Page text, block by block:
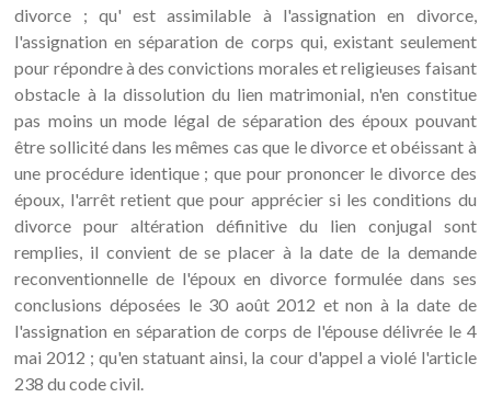
divorce ; qu' est assimilable à l'assignation en divorce,
l'assignation en séparation de corps qui, existant seulement
pour répondre à des convictions morales et religieuses faisant
obstacle à la dissolution du lien matrimonial, n'en constitue
pas moins un mode légal de séparation des époux pouvant
être sollicité dans les mêmes cas que le divorce et obéissant à
une procédure identique ; que pour prononcer le divorce des
époux, l'arrêt retient que pour apprécier si les conditions du
divorce pour altération définitive du lien conjugal sont
remplies, il convient de se placer à la date de la demande
reconventionnelle de l'époux en divorce formulée dans ses
conclusions déposées le 30 août 2012 et non à la date de
l'assignation en séparation de corps de l'épouse délivrée le 4
mai 2012 ; qu'en statuant ainsi, la cour d'appel a violé l'article
238 du code civil.